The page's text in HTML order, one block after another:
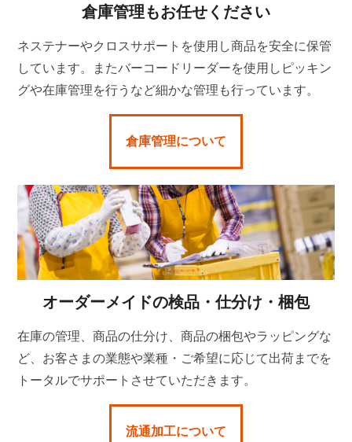
倉庫管理もお任せください
ネステナーやクロスサポートを使用し商品を安全に保管
しています。またバーコードリーダーを使用しピッキン
グや在庫管理を行うなど細かな管理も行っています。
倉庫管理について
オーダーメイドの検品・仕分け・梱包
在庫の管理、商品の仕分け、商品の梱包やラッピングな
ど、お客さまの業態や業種・ご希望に応じて出荷までを
トータルでサポートさせていただきます。
流通加工について